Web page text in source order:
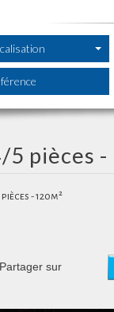
5 pièces -
- 120m²
Partager sur